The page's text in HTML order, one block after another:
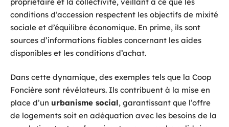
conditions d’accession respectent les objectifs de mixité
sociale et d’équilibre économique. En prime, ils sont
sources d’informations fiables concernant les aides
disponibles et les conditions d’achat.
Dans cette dynamique, des exemples tels que la Coop
Foncière sont révélateurs. Ils contribuent à la mise en
place d’un urbanisme social, garantissant que l’offre
de logements soit en adéquation avec les besoins de la